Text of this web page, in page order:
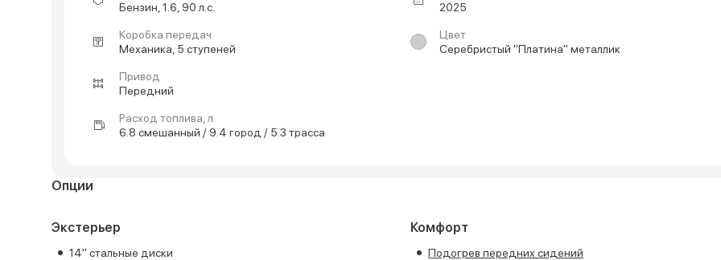
Бензин, 1.6, 90 л.с.
Коробка передач
Механика, 5 ступеней
Привод
Передний
Расход топлива, л
6.8 смешанный / 9.4 город / 5.3 трасса
2025
Цвет
Серебристый "Платина" металлик
Опции
Экстерьер
14'' стальные диски
Комфорт
Подогрев передних сидений